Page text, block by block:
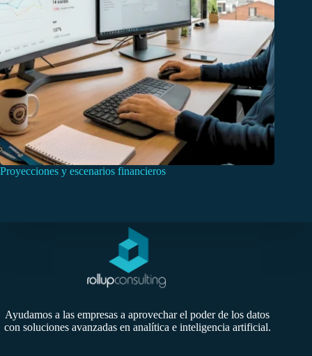
Proyecciones y escenarios financieros
Ayudamos a las empresas a aprovechar el poder de los datos
con soluciones avanzadas en analítica e inteligencia artificial.